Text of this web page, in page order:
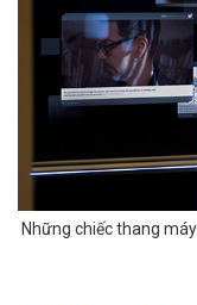
Những chiếc thang